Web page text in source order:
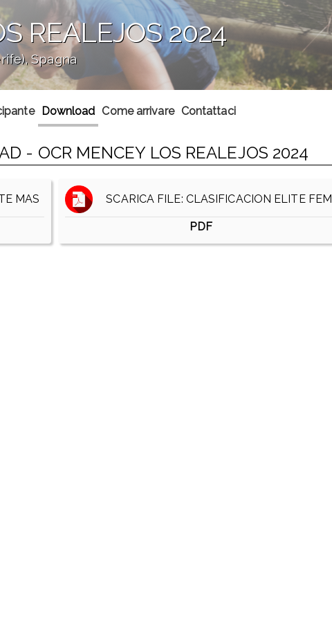
REALEJOS 2024
Spagna
Download Come arrivare Contattaci
- OCR MENCEY LOS REALEJOS 2024
MAS SCARICA FILE: CLASIFICACION ELITE FEM
PDF